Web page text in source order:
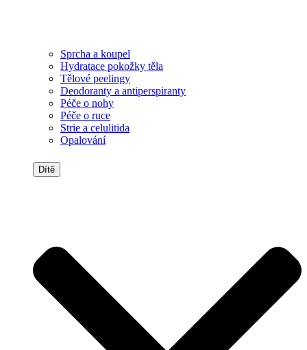
Sprcha a koupel
Hydratace pokožky těla
Tělové peelingy
Deodoranty a antiperspiranty
Péče o nohy
Péče o ruce
Strie a celulitida
Opalování
Dítě